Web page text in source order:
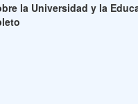
la Universidad y la